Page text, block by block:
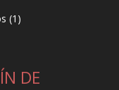
(1)
DE